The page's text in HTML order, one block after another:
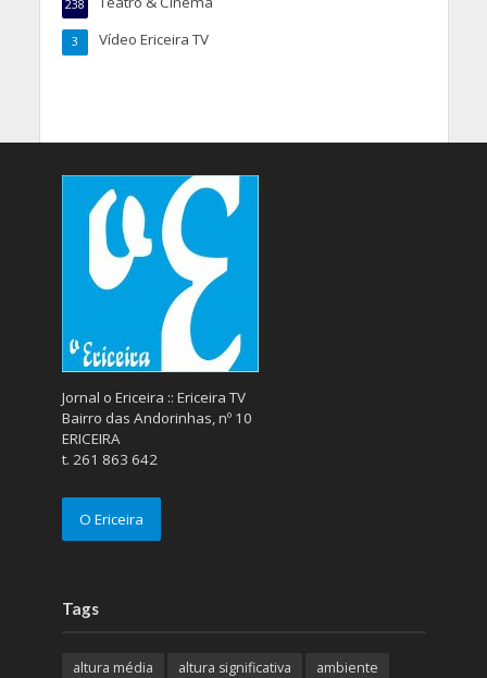
238
Vídeo Ericeira TV
3
Jornal o Ericeira :: Ericeira TV
Bairro das Andorinhas, nº 10
ERICEIRA
t. 261 863 642
O Ericeira
Tags
altura média altura significativa
ambiente